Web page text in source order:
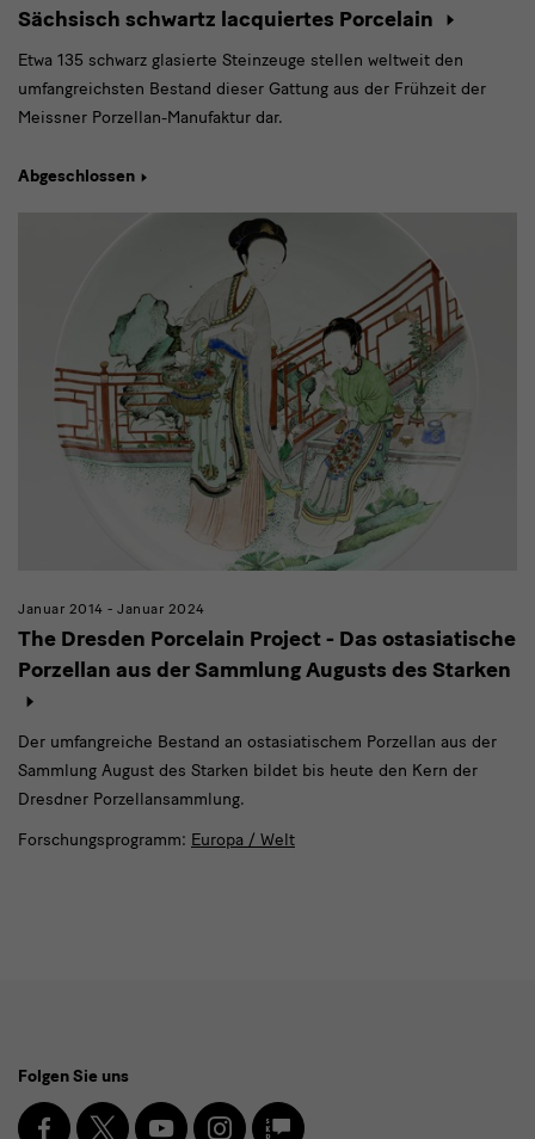
Sächsisch schwartz lacquiertes Porcelain
Etwa 135 schwarz glasierte Steinzeuge stellen weltweit den
umfangreichsten Bestand dieser Gattung aus der Frühzeit der
Meissner Porzellan-Manufaktur dar.
Abgeschlossen
Januar 2014 - Januar 2024
The Dresden Porcelain Project - Das ostasiatische
Porzellan aus der Sammlung Augusts des Starken
Der umfangreiche Bestand an ostasiatischem Porzellan aus der
Sammlung August des Starken bildet bis heute den Kern der
Dresdner Porzellansammlung.
Forschungsprogramm: Europa / Welt
Media
und
Folgen Sie uns
Facebook
X YoutubeInstagramSKD